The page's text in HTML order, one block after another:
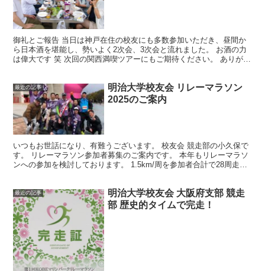
御礼とご報告 当日は神戸在住の校友にも多数参加いただき、昼間か
ら日本酒を堪能し、勢いよく2次会、3次会と流れました。 お酒の力
は偉大です 笑 次回の関西満喫ツアーにもご期待ください。 ありがと
最近の記事
明治大学校友会 リレーマラソン
2025のご案内
いつもお世話になり、有難うございます。 校友会 競走部の小久保で
す。 リレーマラソン参加者募集のご案内です。 本年もリレーマラソ
ンへの参加を検討しております。 1.5km/周を参加者合計で28周走り
最近の記事
明治大学校友会 大阪府支部 競走
部 歴史的タイムで完走！